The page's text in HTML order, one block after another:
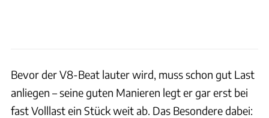
Bevor der V8-Beat lauter wird, muss schon gut Last
anliegen – seine guten Manieren legt er gar erst bei
fast Volllast ein Stück weit ab. Das Besondere dabei: